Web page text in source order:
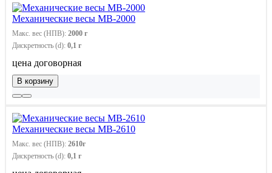
Механические весы МВ-2000
Макс. вес (НПВ): 2000 г
Дискретность (d): 0,1 г
цена договорная
В корзину
Механические весы МВ-2610
Макс. вес (НПВ): 2610г
Дискретность (d): 0,1 г